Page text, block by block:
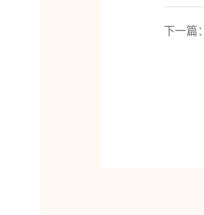
下一篇：